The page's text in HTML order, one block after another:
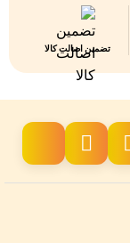
تضمین اصالت کالا